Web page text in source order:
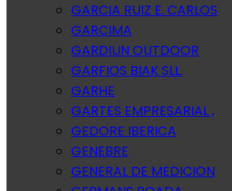
GARCIA RUIZ E. CARLOS
GARCIMA
GARDIUN OUTDOOR
GARFIOS BIAK SLL.
GARHE
GARTES EMPRESARIAL ,
GEDORE IBERICA
GENEBRE
GENERAL DE MEDICION